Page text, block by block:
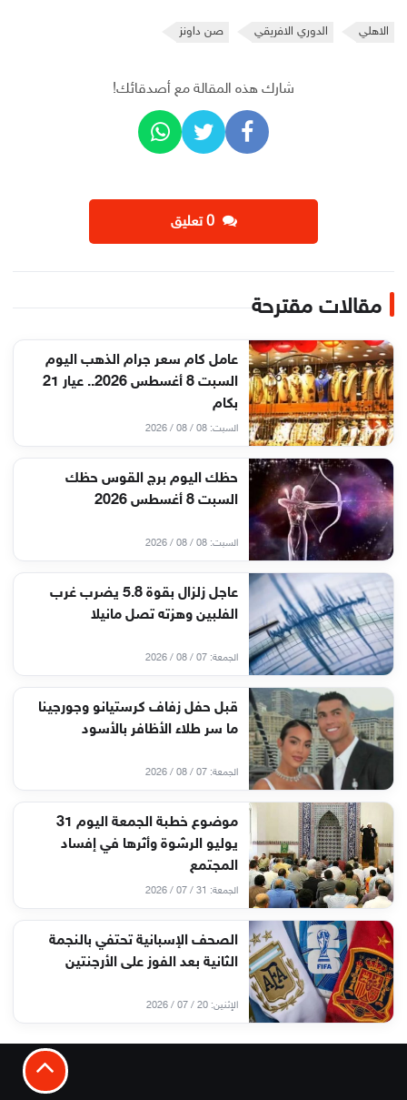
الاهلي الدوري الافريقي صن داونز
شارك هذه المقالة مع أصدقائك!
‫0 تعليق
مقالات مقترحة
عامل كام سعر جرام الذهب اليوم
السبت 8 أغسطس 2026.. عيار 21
بكام
السبت: 08 / 08 / 2026
حظك اليوم برج القوس حظك
السبت 8 أغسطس 2026
السبت: 08 / 08 / 2026
عاجل زلزال بقوة 5.8 يضرب غرب
الفلبين وهزته تصل مانيلا
الجمعة: 07 / 08 / 2026
قبل حفل زفاف كرستيانو وجورجينا
ما سر طلاء الأظافر بالأسود
الجمعة: 07 / 08 / 2026
موضوع خطبة الجمعة اليوم 31
يوليو الرشوة وأثرها في إفساد
المجتمع
الجمعة: 31 / 07 / 2026
الصحف الإسبانية تحتفي بالنجمة
الثانية بعد الفوز على الأرجنتين
الإثنين: 20 / 07 / 2026